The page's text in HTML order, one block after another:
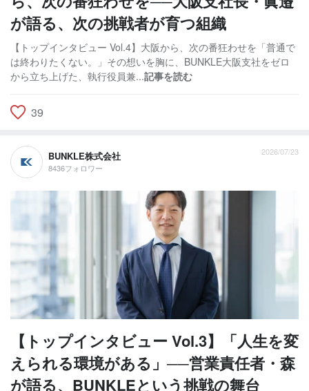
が語る、次の挑戦者が育つ組織
【トップインタビュー Vol.4】大阪から、次の番狂わせを「普通で
は終わりたくない。」その想いを胸に、BUNKLE大阪支社をゼロ
から立ち上げた、執行役員兼...記事を読む
39
BUNKLE株式会社
8436フォロワー
2026/07/23
【トップインタビュー Vol.3】「人生を変
えられる環境がある」──営業責任者・森
が語る、BUNKLEという挑戦の舞台